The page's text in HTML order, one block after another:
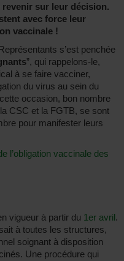
sur leur décision.
avec force leur
vaccinale !
s’est penchée
”, qui rappelons-le,
à se faire vacciner,
du virus au sein du
occasion, bon nombre
CSC et la FGTB, se sont
pour manifester leurs
l’obligation vaccinale des
vigueur à partir du 1er avril.
à toutes les structures,
soignant à disposition
Une procédure qui